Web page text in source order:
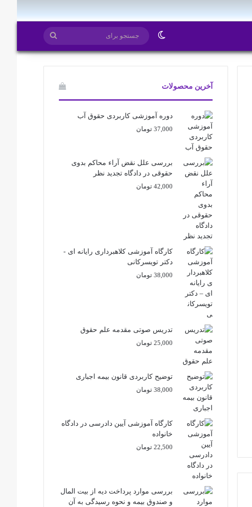
تغییر پوسته جستجو
برای
آخرین محصولات
دوره آموزشی کاربردی حقوق آب
37,000 تومان
بررسی علل نقض آراء محاکم بدوی
حقوقی در دادگاه تجدید نظر
42,000 تومان
کارگاه آموزشی کلاهبرداری رایانه ای -
دکتر تویسرکانی
38,000 تومان
تدریس صوتی مقدمه علم حقوق
25,000 تومان
توضیح کاربردی قانون بیمه اجباری
38,000 تومان
کارگاه آموزشی آیین دادرسی در دادگاه
خانواده
22,500 تومان
بررسی موارد پرداخت دیه از بیت المال
و صندوق بیمه و نحوه رسیدگی به آن